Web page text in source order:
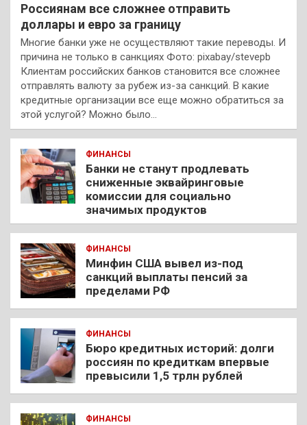
Россиянам все сложнее отправить
доллары и евро за границу
Многие банки уже не осуществляют такие переводы. И
причина не только в санкциях Фото: pixabay/stevepb
Клиентам российских банков становится все сложнее
отправлять валюту за рубеж из-за санкций. В какие
кредитные организации все еще можно обратиться за
этой услугой? Можно было…
ФИНАНСЫ
Банки не станут продлевать
сниженные эквайринговые
комиссии для социально
значимых продуктов
ФИНАНСЫ
Минфин США вывел из-под
санкций выплаты пенсий за
пределами РФ
ФИНАНСЫ
Бюро кредитных историй: долги
россиян по кредиткам впервые
превысили 1,5 трлн рублей
ФИНАНСЫ